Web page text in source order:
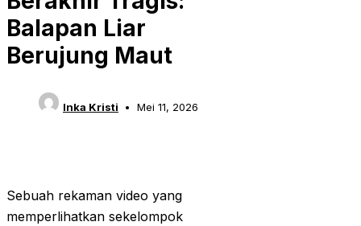
Balapan Liar
Berujung Maut
Inka Kristi Mei 11, 2026
Sebuah rekaman video yang
memperlihatkan sekelompok